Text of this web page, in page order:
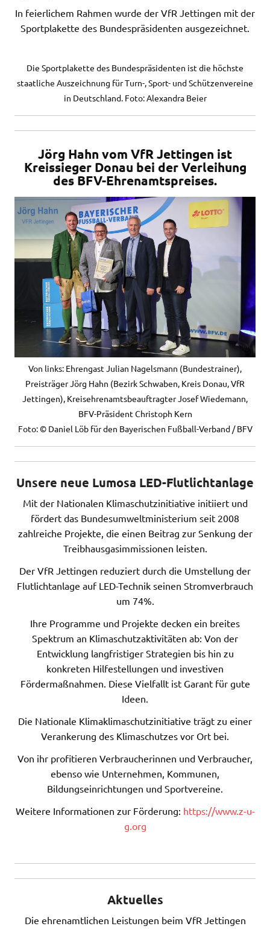
In feierlichem Rahmen wurde der VfR Jettingen mit der
Sportplakette des Bundespräsidenten ausgezeichnet.
Die Sportplakette des Bundespräsidenten ist die höchste
staatliche Auszeichnung für Turn-, Sport- und Schützenvereine
in Deutschland. Foto: Alexandra Beier
Jörg Hahn vom VfR Jettingen ist
Kreissieger Donau bei der Verleihung
des BFV-Ehrenamtspreises.
Von links: Ehrengast Julian Nagelsmann (Bundestrainer),
Preisträger Jörg Hahn (Bezirk Schwaben, Kreis Donau, VfR
Jettingen), Kreisehrenamtsbeauftragter Josef Wiedemann,
BFV-Präsident Christoph Kern
Foto: © Daniel Löb für den Bayerischen Fußball-Verband / BFV
Unsere neue Lumosa LED-Flutlichtanlage
Mit der Nationalen Klimaschutzinitiative initiiert und
fördert das Bundesumweltministerium seit 2008
zahlreiche Projekte, die einen Beitrag zur Senkung der
Treibhausgasimmissionen leisten.
Der VfR Jettingen reduziert durch die Umstellung der
Flutlichtanlage auf LED-Technik seinen Stromverbrauch
um 74%.
Ihre Programme und Projekte decken ein breites
Spektrum an Klimaschutzaktivitäten ab: Von der
Entwicklung langfristiger Strategien bis hin zu
konkreten Hilfestellungen und investiven
Fördermaßnahmen. Diese Vielfallt ist Garant für gute
Ideen.
Die Nationale Klimaklimaschutzinitiative trägt zu einer
Verankerung des Klimaschutzes vor Ort bei.
Von ihr profitieren Verbraucherinnen und Verbraucher,
ebenso wie Unternehmen, Kommunen,
Bildungseinrichtungen und Sportvereine.
Weitere Informationen zur Förderung: https://www.z-u-
g.org
Aktuelles
Die ehrenamtlichen Leistungen beim VfR Jettingen